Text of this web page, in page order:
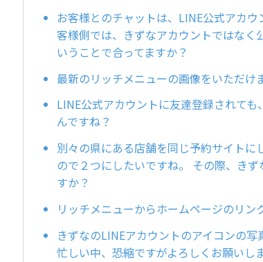
お客様とのチャットは、LINE公式アカ
客様側では、きずなアカウントではなく
いうことで合ってますか？
最新のリッチメニューの画像をいただけ
LINE公式アカウントに友達登録されて
んですね？
別々の県にある店舗を同じ予約サイト
ので２つにしたいですね。 その際、き
すか？
リッチメニューからホームページのリン
きずなのLINEアカウントのアイコンの
忙しい中、恐縮ですがよろしくお願いしま